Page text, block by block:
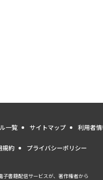
一覧 サイトマップ 利用者
規約 プライバシーポリシー
子書籍配信サービスが、著作権者から